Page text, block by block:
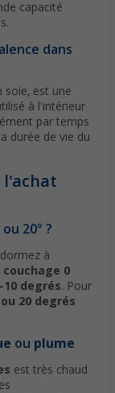
capacité
dans
soie, est une
à l'intérieur
par temps
durée de vie du
l'achat
20° ?
à
couchage 0
10 degrés. Pour
20 degrés
ou plume
est très chaud